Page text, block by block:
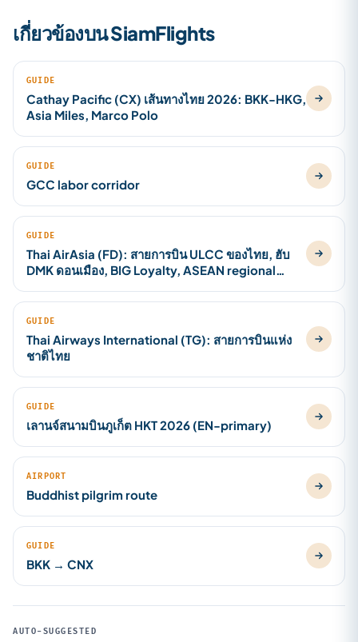
เกี่ยวข้องบน SiamFlights
GUIDE
Cathay Pacific (CX) เส้นทางไทย 2026: BKK-HKG,
Asia Miles, Marco Polo
GUIDE
GCC labor corridor
GUIDE
Thai AirAsia (FD): สายการบิน ULCC ของไทย, ฮับ
DMK ดอนเมือง, BIG Loyalty, ASEAN regional
GUIDE
Thai Airways International (TG): สายการบินแห่ง
ชาติไทย
GUIDE
เลานจ์สนามบินภูเก็ต HKT 2026 (EN-primary)
AIRPORT
Buddhist pilgrim route
GUIDE
BKK → CNX
AUTO-SUGGESTED